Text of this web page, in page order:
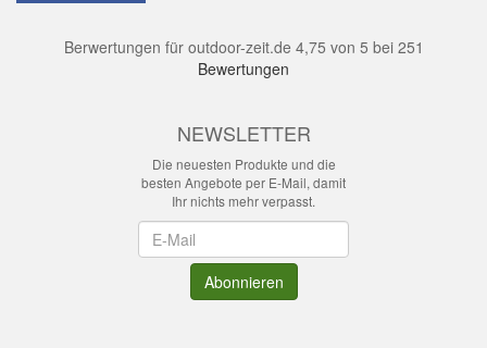
Berwertungen für outdoor-zeit.de 4,75 von 5 bei 251
Bewertungen
NEWSLETTER
Die neuesten Produkte und die
besten Angebote per E-Mail, damit
Ihr nichts mehr verpasst.
Abonnieren